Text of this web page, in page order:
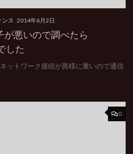
ンス 2014年6月2日
が悪いので調べたら
した
ットワーク接続が異様に重いので通信
0